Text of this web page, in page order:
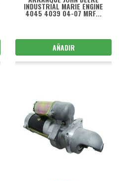
INDUSTRIAL MARIE ENGINE
4045 4039 04-07 MRF...
AÑADIR